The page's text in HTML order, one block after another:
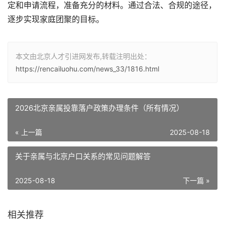
定和申请流程，准备充分的材料。通过合法、合规的途径，
逐步实现家庭团聚的目标。
本文由北京人才引进网发布,转载注明出处：
https://rencailuohu.com/news_33/1816.html
2026北京亲属投靠落户政策办理条件（所有情况）
« 上一篇 2025-08-18
关于亲属与北京户口关系的常见问题解答
下一篇 »
2025-08-18
相关推荐